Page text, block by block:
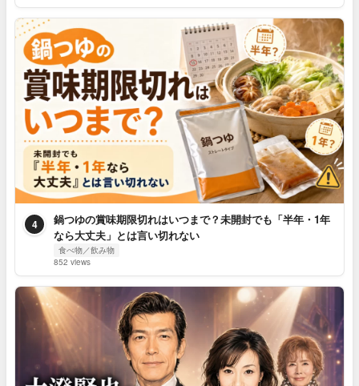
4
鍋つゆの賞味期限切れはいつまで？未開封でも「半年・1年
なら大丈夫」とは言い切れない
食べ物／飲み物
852 views